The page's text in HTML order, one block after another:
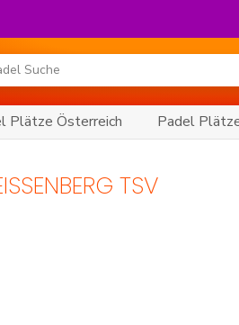
Plätze Österreich Padel
TSV